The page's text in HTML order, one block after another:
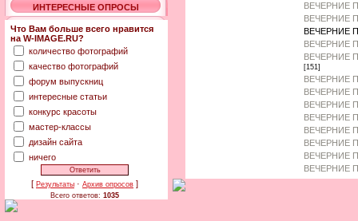
ИНТЕРЕСНЫЕ ОПРОСЫ
Что Вам больше всего нравится
на W-IMAGE.RU?
количество фотографий
качество фотографий
форум выпускниц
интересные статьи
конкурс красоты
мастер-классы
дизайн сайта
ничего
[ Результаты · Архив опросов ]
Всего ответов: 1035
ВЕЧЕРНИЕ
ВЕЧЕРНИЕ
ВЕЧЕРНИЕ
ВЕЧЕРНИЕ
ВЕЧЕРНИЕ
[151]
ВЕЧЕРНИЕ
ВЕЧЕРНИЕ
ВЕЧЕРНИЕ
ВЕЧЕРНИЕ
ВЕЧЕРНИЕ
ВЕЧЕРНИЕ
ВЕЧЕРНИЕ
ВЕЧЕРНИЕ